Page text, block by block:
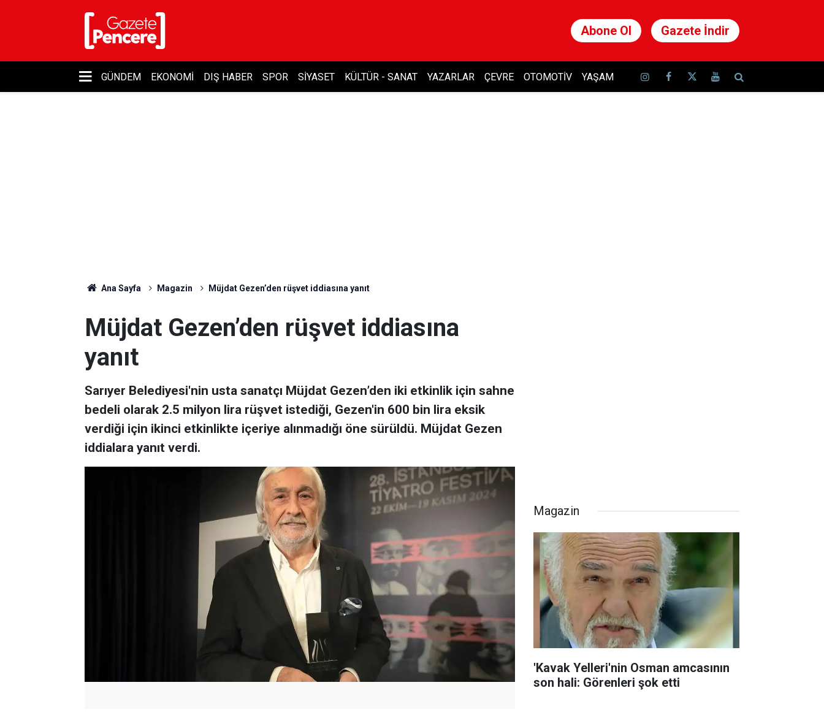
Abone Ol Gazete İndir
GÜNDEM EKONOMI DIŞ HABER SPOR SIYASET KÜLTÜR - SANAT YAZARLAR ÇEVRE OTOMOTIV YAŞAM
Ana Sayfa Magazin Müjdat Gezen’den rüşvet iddiasına yanıt
Müjdat Gezen’den rüşvet iddiasına
yanıt
Sarıyer Belediyesi'nin usta sanatçı Müjdat Gezen’den iki etkinlik için sahne
bedeli olarak 2.5 milyon lira rüşvet istediği, Gezen'in 600 bin lira eksik
verdiği için ikinci etkinlikte içeriye alınmadığı öne sürüldü. Müjdat Gezen
iddialara yanıt verdi.
Magazin
'Kavak Yelleri'nin Osman amcasının
son hali: Görenleri şok etti